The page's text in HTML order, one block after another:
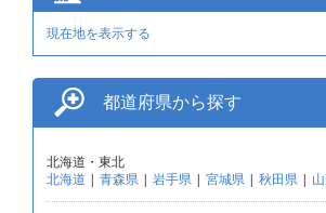
現在地を表示する
都道府県から探す
北海道・東北
北海道 | 青森県 | 岩手県 | 宮城県 | 秋田県 |